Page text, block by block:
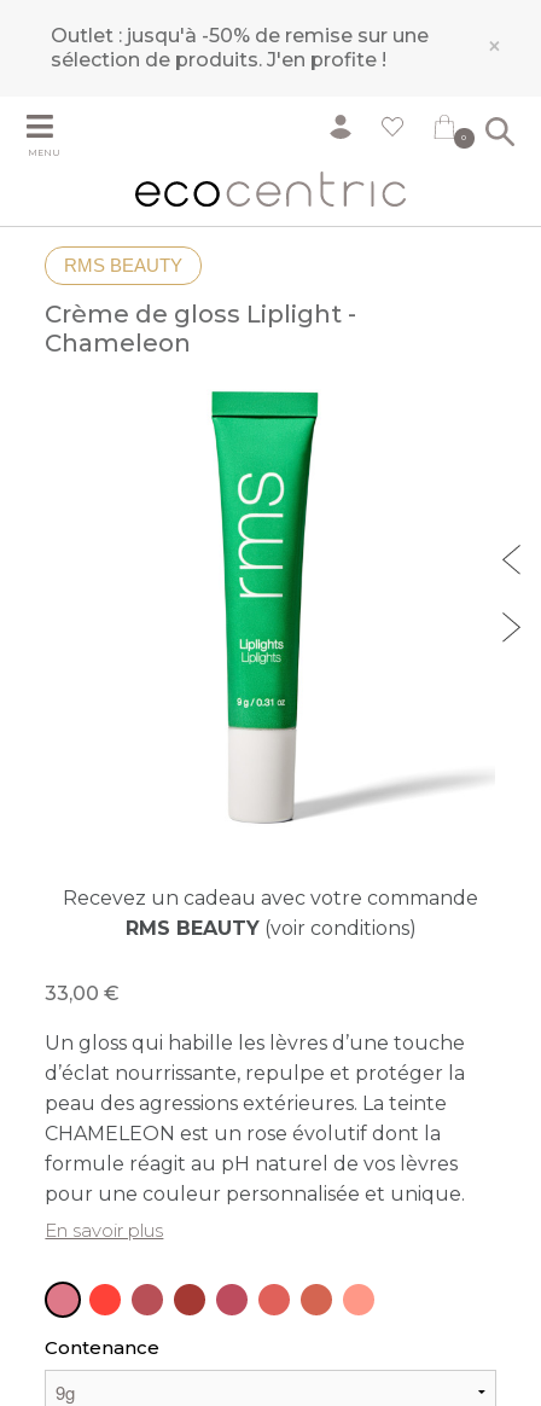
Outlet : jusqu'à -50% de remise sur une
sélection de produits.J'en profite ! ×
MENU
0
RMS BEAUTY
Crème de gloss Liplight -
Chameleon
Recevez un cadeau avec votre commande
RMS BEAUTY(voir conditions)
33,00
Un gloss qui habille les lèvres d’une touche
d’éclat nourrissante, repulpe et protéger la
peau des agressions extérieures. La teinte
CHAMELEON est un rose évolutif dont la
formule réagit au pH naturel de vos lèvres
pour une couleur personnalisée et unique.
En savoir plus
Contenance